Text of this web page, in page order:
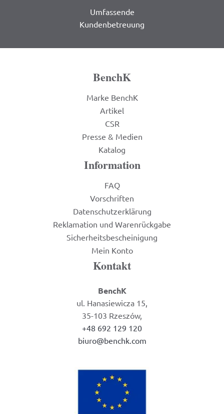
Umfassende
Kundenbetreuung
BenchK
Marke BenchK
Artikel
CSR
Presse & Medien
Katalog
Information
FAQ
Vorschriften
Datenschutzerklärung
Reklamation und Warenrückgabe
Sicherheitsbescheinigung
Mein Konto
Kontakt
BenchK
ul. Hanasiewicza 15,
35-103 Rzeszów,
+48 692 129 120
biuro@benchk.com